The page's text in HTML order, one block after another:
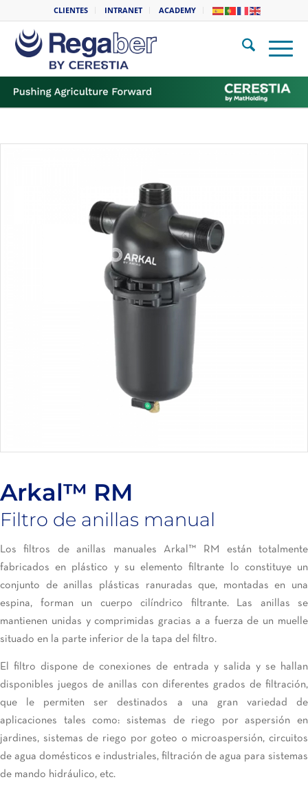
CLIENTES INTRANET ACADEMY
Arkal™ RM
Filtro de anillas manual
Los filtros de anillas manuales Arkal™ RM están totalmente
fabricados en plástico y su elemento filtrante lo constituye un
conjunto de anillas plásticas ranuradas que, montadas en una
espina, forman un cuerpo cilíndrico filtrante. Las anillas se
mantienen unidas y comprimidas gracias a a fuerza de un muelle
situado en la parte inferior de la tapa del filtro.
El filtro dispone de conexiones de entrada y salida y se hallan
disponibles juegos de anillas con diferentes grados de filtración,
que le permiten ser destinados a una gran variedad de
aplicaciones tales como: sistemas de riego por aspersión en
jardines, sistemas de riego por goteo o microaspersión, circuitos
de agua domésticos e industriales, filtración de agua para sistemas
de mando hidráulico, etc.